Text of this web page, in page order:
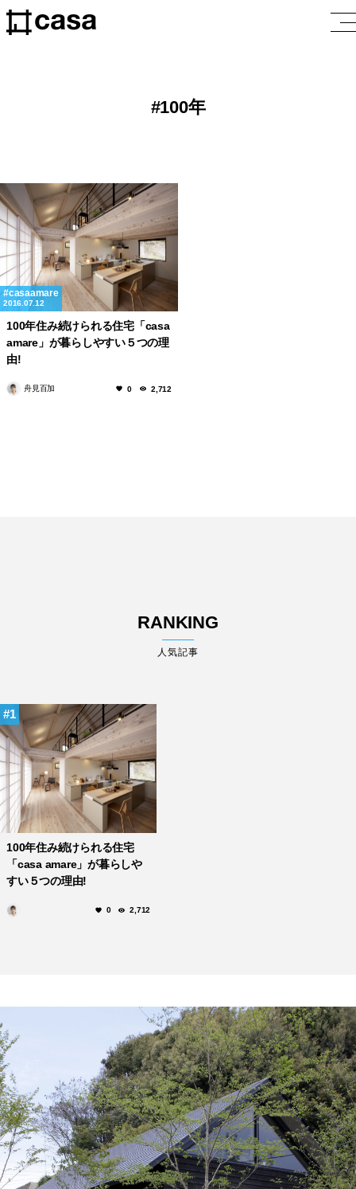
100年
casaamare
2016.07.12
100年住み続けられる住宅「casa
amare」が暮らしやすい５つの理
由!
舟見百加 0 2,712
RANKING
人気記事
1
100年住み続けられる住宅
「casa amare」が暮らしや
すい５つの理由!
0 2,712